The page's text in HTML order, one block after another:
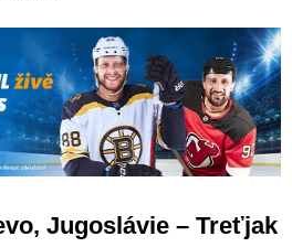
Jugoslávie – Treťjak